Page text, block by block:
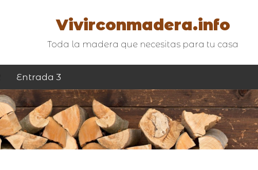
Vivirconmadera.info
Toda la madera que necesitas para tu casa
Entrada 3